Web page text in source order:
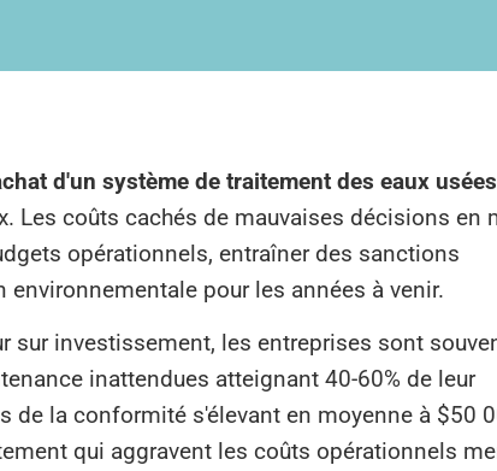
d'un système de traitement des eaux usées
Les coûts cachés de mauvaises décisions en
opérationnels, entraîner des sanctions
pour les années à venir.
sur investissement, les entreprises sont
inattendues atteignant 40-60% de leur
de la conformité s'élevant en moyenne à $50
qui aggravent les coûts opérationnels